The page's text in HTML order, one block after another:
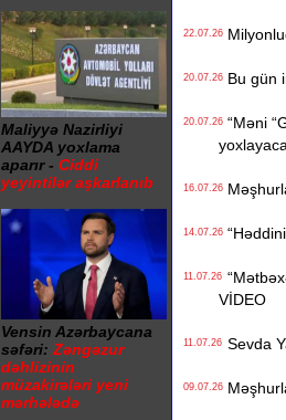
Maliyyə Nazirliyi
AAYDA yoxlama
aparır - Ciddi
yeyintilər aşkarlanıb
Vensin Azərbaycana
səfəri: Zəngəzur
dəhlizinin
müzakirələri yeni
mərhələdə
22.07.26
20.07.26Bu gün
20.07.26“Məni
16.07.26
14.07.26
11.07.26
VİDEO
11.07.26Sevda
09.07.26